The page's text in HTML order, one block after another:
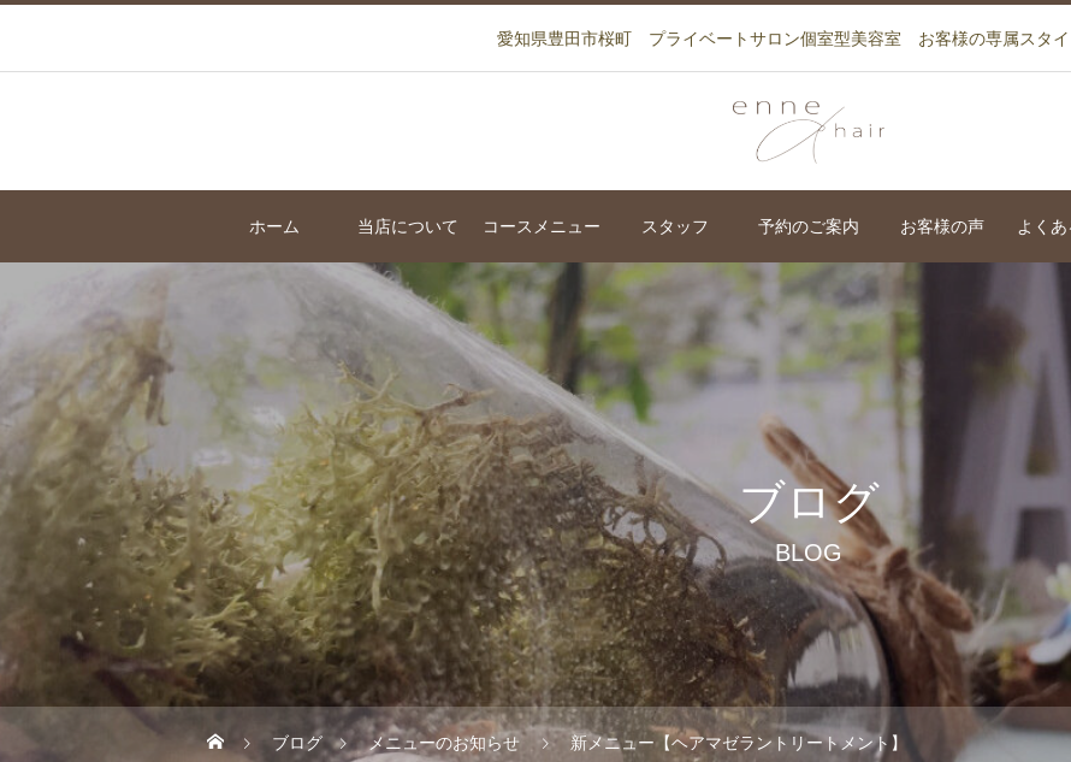
愛知県豊田市桜町 プライベートサロン個室型美容室 お客様の専属スタイ
ホーム 当店について コースメニュー スタッフ 予約のご案内 お客様の声 よく
ブログ
BLOG
ブログ メニューのお知らせ 新メニュー【ヘアマゼラントリートメント】